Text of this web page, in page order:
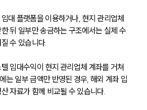
대 플랫폼을 이용하거나, 현지 관리업체
뒤 일부만 송금하는 구조에서는 실제 수
수 있습니다.
임대수익이 현지 관리업체 계좌를 거쳐
는 일부 금액만 반영된 경우, 해외 계좌 입
자료가 함께 비교될 수 있습니다.